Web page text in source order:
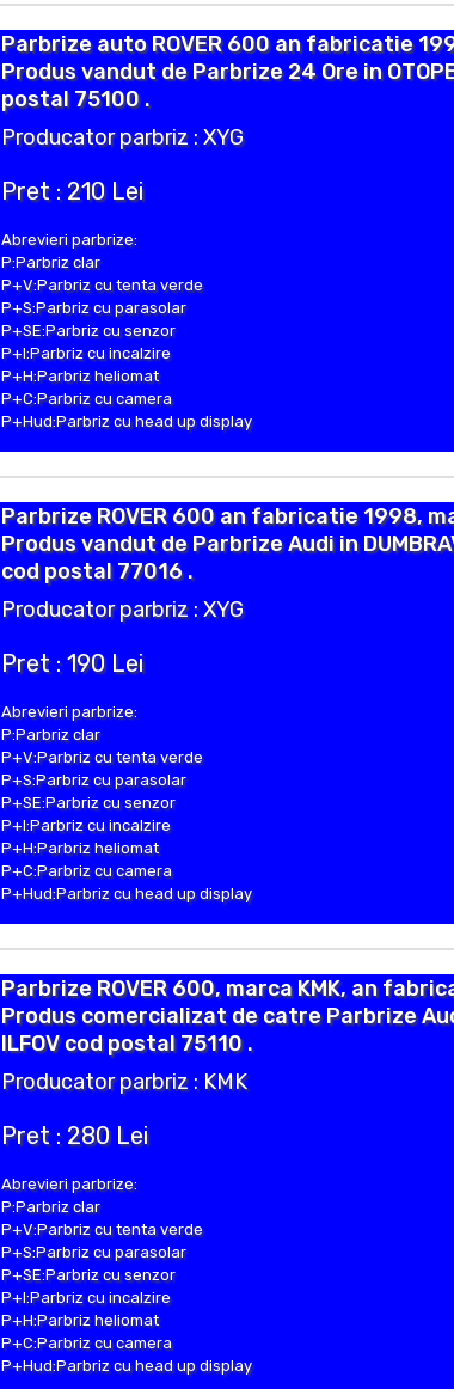
Parbrize auto ROVER 600 an fabricatie
Produs vandut de Parbrize 24 Ore in
postal 75100 .
Producator parbriz : XYG
Pret : 210 Lei
Abrevieri parbrize:
P:Parbriz clar
P+V:Parbriz cu tenta verde
P+S:Parbriz cu parasolar
P+SE:Parbriz cu senzor
P+I:Parbriz cu incalzire
P+H:Parbriz heliomat
P+C:Parbriz cu camera
P+Hud:Parbriz cu head up display
Parbrize ROVER 600 an fabricatie 1998,
Produs vandut de Parbrize Audi in
cod postal 77016 .
Producator parbriz : XYG
Pret : 190 Lei
Abrevieri parbrize:
P:Parbriz clar
P+V:Parbriz cu tenta verde
P+S:Parbriz cu parasolar
P+SE:Parbriz cu senzor
P+I:Parbriz cu incalzire
P+H:Parbriz heliomat
P+C:Parbriz cu camera
P+Hud:Parbriz cu head up display
Parbrize ROVER 600, marca KMK, an
Produs comercializat de catre Parbrize
ILFOV cod postal 75110 .
Producator parbriz : KMK
Pret : 280 Lei
Abrevieri parbrize:
P:Parbriz clar
P+V:Parbriz cu tenta verde
P+S:Parbriz cu parasolar
P+SE:Parbriz cu senzor
P+I:Parbriz cu incalzire
P+H:Parbriz heliomat
P+C:Parbriz cu camera
P+Hud:Parbriz cu head up display